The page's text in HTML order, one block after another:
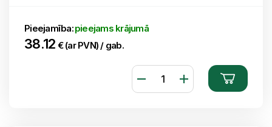
Pieejamība:pieejams krājumā
38.12 € (ar PVN) / gab.